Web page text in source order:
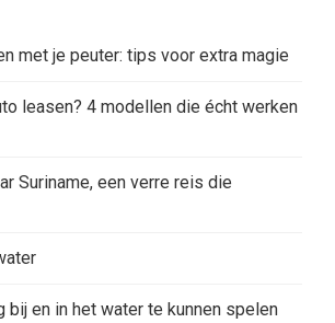
met je peuter: tips voor extra magie
leasen? 4 modellen die écht werken
Suriname, een verre reis die
bij en in het water te kunnen spelen